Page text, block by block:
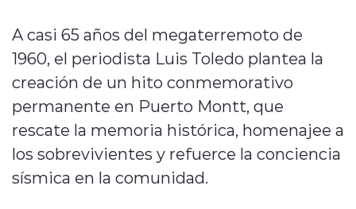
Quienes Somos
modo claro
A casi 65 años del megaterremoto de
1960, el periodista Luis Toledo plantea la
creación de un hito conmemorativo
permanente en Puerto Montt, que
rescate la memoria histórica, homenajee a
los sobrevivientes y refuerce la conciencia
sísmica en la comunidad.